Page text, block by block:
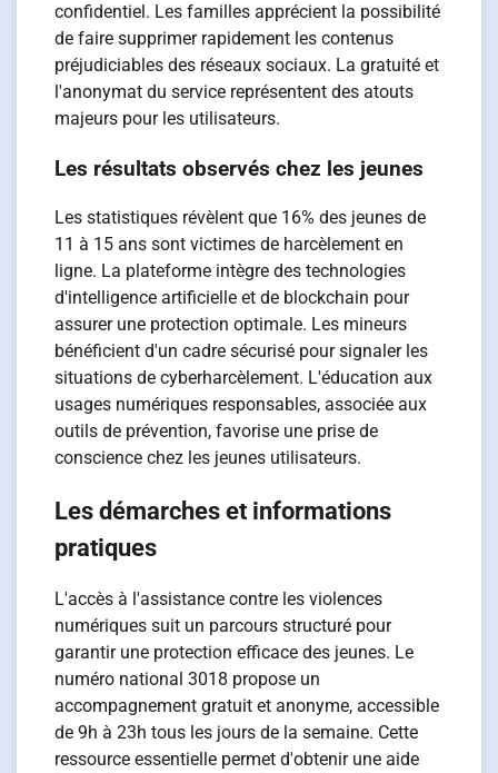
confidentiel. Les familles apprécient la possibilité
de faire supprimer rapidement les contenus
préjudiciables des réseaux sociaux. La gratuité et
l'anonymat du service représentent des atouts
majeurs pour les utilisateurs.
Les résultats observés chez les jeunes
Les statistiques révèlent que 16% des jeunes de
11 à 15 ans sont victimes de harcèlement en
ligne. La plateforme intègre des technologies
d'intelligence artificielle et de blockchain pour
assurer une protection optimale. Les mineurs
bénéficient d'un cadre sécurisé pour signaler les
situations de cyberharcèlement. L'éducation aux
usages numériques responsables, associée aux
outils de prévention, favorise une prise de
conscience chez les jeunes utilisateurs.
Les démarches et informations
pratiques
L'accès à l'assistance contre les violences
numériques suit un parcours structuré pour
garantir une protection efficace des jeunes. Le
numéro national 3018 propose un
accompagnement gratuit et anonyme, accessible
de 9h à 23h tous les jours de la semaine. Cette
ressource essentielle permet d'obtenir une aide